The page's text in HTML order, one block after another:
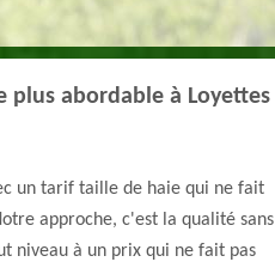
abordable à Loyettes
un tarif taille de haie qui ne fait
approche, c'est la qualité sans
niveau à un prix qui ne fait pas